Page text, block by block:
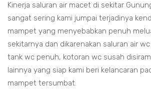
Kinerja saluran air macet di sekitar
sangat sering kami jumpai terjadinya
mampet yang menyebabkan penuh
sekitarnya dan dikarenakan saluran air
tank wc penuh, kotoran wc susah
lainnya yang siap kami beri kelancaran
mampet tersumbat.